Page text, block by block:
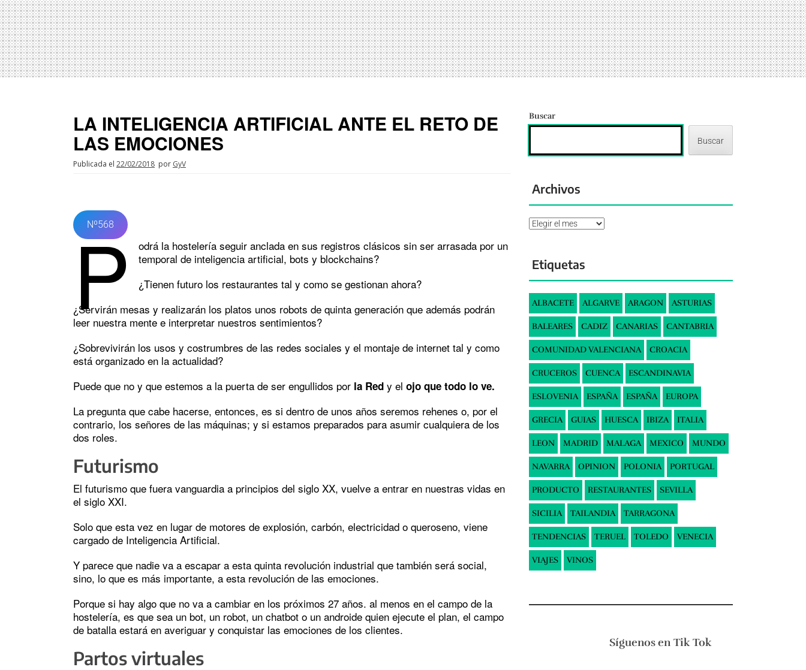
LA INTELIGENCIA ARTIFICIAL ANTE EL RETO DE
LAS EMOCIONES
Publicada el 22/02/2018 por GyV
Nº568
P odrá la hostelería seguir anclada en sus registros clásicos sin ser arrasada por un
temporal de inteligencia artificial, bots y blockchains?
¿Tienen futuro los restaurantes tal y como se gestionan ahora?
¿Servirán mesas y realizarán los platos unos robots de quinta generación que además podrán
leer nuestra mente e interpretar nuestros sentimientos?
¿Sobrevivirán los usos y costrumbres de las redes sociales y el montaje de internet tal y como
está organizado en la actualidad?
Puede que no y que estemos a la puerta de ser engullidos por la Red y el ojo que todo lo ve.
La pregunta que cabe hacerse, entonces, es si dentro de unos años seremos rehenes o, por el
contrario, los señores de las máquinas; y si estamos preparados para asumir cualquiera de los
dos roles.
Futurismo
El futurismo que fuera vanguardia a principios del siglo XX, vuelve a entrar en nuestras vidas en
el siglo XXI.
Solo que esta vez en lugar de motores de explosión, carbón, electricidad o queroseno, viene
cargado de Inteligencia Artificial.
Y parece que nadie va a escapar a esta quinta revolución industrial que también será social,
sino, lo que es más importante, a esta revolución de las emociones.
Porque si hay algo que no va a cambiar en los próximos 27 años. al menos en el campo de la
hostelería, es que sea un bot, un robot, un chatbot o un androide quien ejecute el plan, el campo
de batalla estará en averiguar y conquistar las emociones de los clientes.
Partos virtuales
Buscar
Buscar
Archivos
Archivos
Etiquetas
ALBACETE ALGARVE ARAGON ASTURIAS
BALEARES CADIZ CANARIAS CANTABRIA
COMUNIDAD VALENCIANA CROACIA
CRUCEROS CUENCA ESCANDINAVIA
ESLOVENIA ESPAÑA ESPAÑA EUROPA
GRECIA GUIAS HUESCA IBIZA ITALIA
LEON MADRID MALAGA MEXICO MUNDO
NAVARRA OPINION POLONIA PORTUGAL
PRODUCTO RESTAURANTES SEVILLA
SICILIA TAILANDIA TARRAGONA
TENDENCIAS TERUEL TOLEDO VENECIA
VIAJES VINOS
Síguenos en Tik Tok